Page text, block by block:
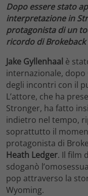
Dopo essere stato
interpretazione in
protagonista di un
ricordo di
Jake Gyllenhaal è
internazionale, dopo
degli incontri con il
L’attore, che ha
Stronger, ha fatto
indietro nel tempo,
soprattutto il
protagonista di
Heath Ledger. Il film
sdoganò
pop attraverso la
Wyoming.